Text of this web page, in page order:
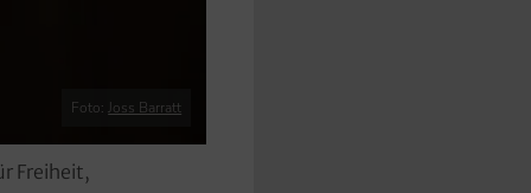
Foto:Joss Barratt
Freiheit,